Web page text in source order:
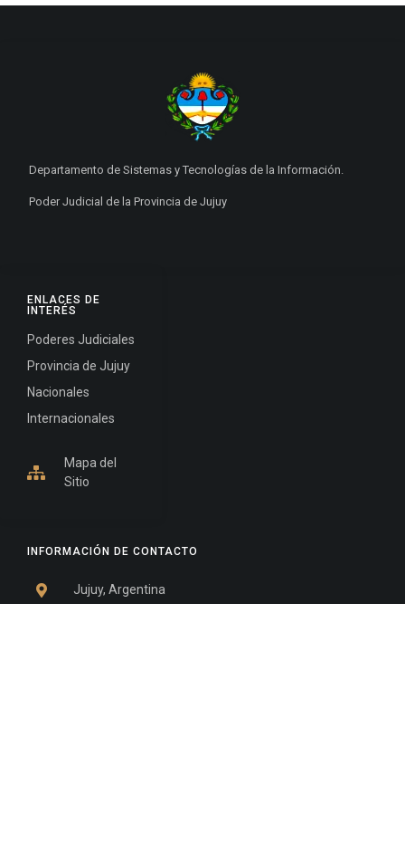
INFORMACIÓN DE CONTACTO
Jujuy, Argentina
ENLACES DE
INTERÉS
Poderes Judiciales
Provincia de Jujuy
Nacionales
Internacionales
Mapa del
Sitio
Departamento de Sistemas y Tecnologías de la Información.
Poder Judicial de la Provincia de Jujuy